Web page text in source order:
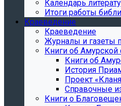
Календарь
Итоги работы
Краеведение
Краеведение
Журналы и газеты
Книги об Амурской
Книги об
История
Проект
Справочные
Книги о